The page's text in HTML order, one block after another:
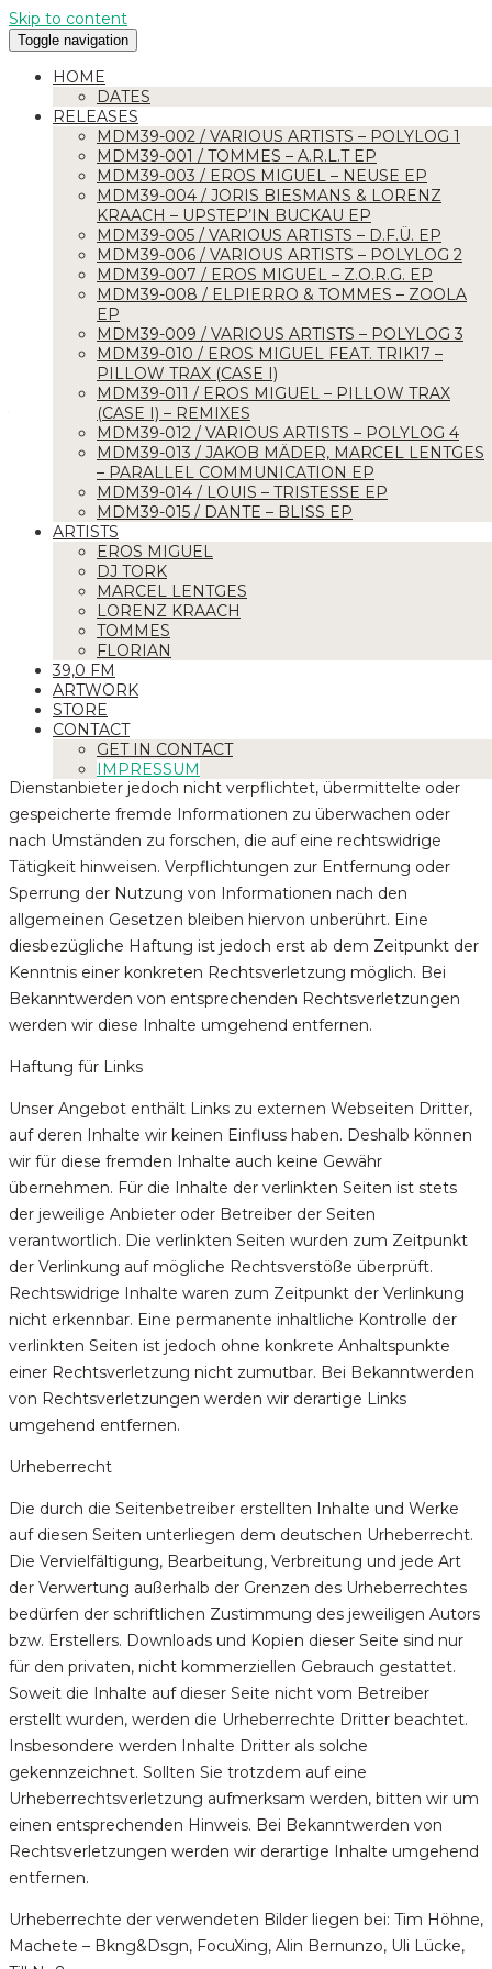
Skip to content
Toggle navigation
HOME
DATES
RELEASES
MDM39-002 / VARIOUS ARTISTS – POLYLOG 1
MDM39-001 / TOMMES – A.R.L.T EP
MDM39-003 / EROS MIGUEL – NEUSE EP
MDM39-004 / JORIS BIESMANS & LORENZ
KRAACH – UPSTEP’IN BUCKAU EP
MDM39-005 / VARIOUS ARTISTS – D.F.Ü. EP
MDM39-006 / VARIOUS ARTISTS – POLYLOG 2
MDM39-007 / EROS MIGUEL – Z.O.R.G. EP
MDM39-008 / ELPIERRO & TOMMES – ZOOLA
EP
MDM39-009 / VARIOUS ARTISTS – POLYLOG 3
MDM39-010 / EROS MIGUEL FEAT. TRIK17 –
PILLOW TRAX (CASE I)
MDM39-011 / EROS MIGUEL – PILLOW TRAX
(CASE I) – REMIXES
MDM39-012 / VARIOUS ARTISTS – POLYLOG 4
MDM39-013 / JAKOB MÄDER, MARCEL LENTGES
– PARALLEL COMMUNICATION EP
MDM39-014 / LOUIS – TRISTESSE EP
MDM39-015 / DANTE – BLISS EP
ARTISTS
EROS MIGUEL
DJ TORK
MARCEL LENTGES
LORENZ KRAACH
TOMMES
FLORIAN
39,0 FM
ARTWORK
STORE
CONTACT
GET IN CONTACT
IMPRESSUM
IMPRESSUM
Oliver Heine
Matthias Wolff
Marcel Lentge
Porsestr. 16a
39104 Magdeburg
Administration:
Marcel Lentge
booking@modem39.de
Haftungsausschluss:
Haftung für Inhalte
Die Inhalte unserer Seiten wurden mit größter Sorgfalt
erstellt. Für die Richtigkeit, Vollständigkeit und Aktualität der
Inhalte können wir jedoch keine Gewähr übernehmen. Als
Dienstanbieter sind wir gemäß § 7 Abs.1 TMG für eigene
Inhalte auf diesen Seiten nach den allgemeinen Gesetzen
verantwortlich. Nach §§ 8 bis 10 TMG sind wir als
Dienstanbieter jedoch nicht verpflichtet, übermittelte oder
gespeicherte fremde Informationen zu überwachen oder
nach Umständen zu forschen, die auf eine rechtswidrige
Tätigkeit hinweisen. Verpflichtungen zur Entfernung oder
Sperrung der Nutzung von Informationen nach den
allgemeinen Gesetzen bleiben hiervon unberührt. Eine
diesbezügliche Haftung ist jedoch erst ab dem Zeitpunkt der
Kenntnis einer konkreten Rechtsverletzung möglich. Bei
Bekanntwerden von entsprechenden Rechtsverletzungen
werden wir diese Inhalte umgehend entfernen.
Haftung für Links
Unser Angebot enthält Links zu externen Webseiten Dritter,
auf deren Inhalte wir keinen Einfluss haben. Deshalb können
wir für diese fremden Inhalte auch keine Gewähr
übernehmen. Für die Inhalte der verlinkten Seiten ist stets
der jeweilige Anbieter oder Betreiber der Seiten
verantwortlich. Die verlinkten Seiten wurden zum Zeitpunkt
der Verlinkung auf mögliche Rechtsverstöße überprüft.
Rechtswidrige Inhalte waren zum Zeitpunkt der Verlinkung
nicht erkennbar. Eine permanente inhaltliche Kontrolle der
verlinkten Seiten ist jedoch ohne konkrete Anhaltspunkte
einer Rechtsverletzung nicht zumutbar. Bei Bekanntwerden
von Rechtsverletzungen werden wir derartige Links
umgehend entfernen.
Urheberrecht
Die durch die Seitenbetreiber erstellten Inhalte und Werke
auf diesen Seiten unterliegen dem deutschen Urheberrecht.
Die Vervielfältigung, Bearbeitung, Verbreitung und jede Art
der Verwertung außerhalb der Grenzen des Urheberrechtes
bedürfen der schriftlichen Zustimmung des jeweiligen Autors
bzw. Erstellers. Downloads und Kopien dieser Seite sind nur
für den privaten, nicht kommerziellen Gebrauch gestattet.
Soweit die Inhalte auf dieser Seite nicht vom Betreiber
erstellt wurden, werden die Urheberrechte Dritter beachtet.
Insbesondere werden Inhalte Dritter als solche
gekennzeichnet. Sollten Sie trotzdem auf eine
Urheberrechtsverletzung aufmerksam werden, bitten wir um
einen entsprechenden Hinweis. Bei Bekanntwerden von
Rechtsverletzungen werden wir derartige Inhalte umgehend
entfernen.
Urheberrechte der verwendeten Bilder liegen bei: Tim Höhne,
Machete – Bkng&Dsgn, FocuXing, Alin Bernunzo, Uli Lücke,